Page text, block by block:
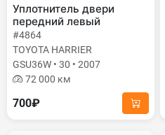
Уплотнитель двери
передний левый
#4864
TOYOTA HARRIER
GSU36W • 30 • 2007
72 000 км
700₽